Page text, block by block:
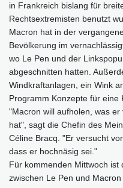
in Frankreich bislang für
Rechtsextremisten benutzt
Macron hat in der
Bevölkerung im
wo Le Pen und der
abgeschnitten hatten.
Windkraftanlagen, ein Wink
Programm Konzepte für eine
"Macron will aufholen, was
hat", sagt die Chefin des
Céline Bracq. "Er versucht
dass er hochnäsig sei."
Für kommenden Mittwoch
zwischen Le Pen und